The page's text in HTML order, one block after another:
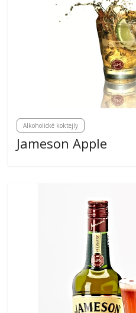
Alkoholické koktejly
Jameson Apple